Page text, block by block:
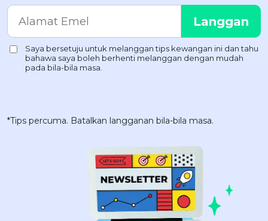
*Tips percuma. Batalkan langganan bila-bila masa.